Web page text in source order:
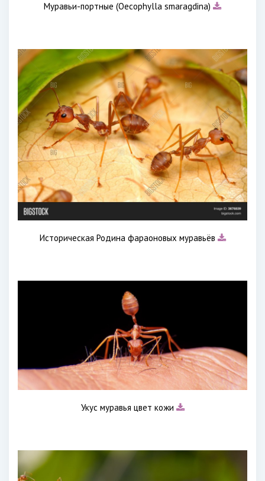
Муравьи-портные (Oecophylla smaragdina)
Историческая Родина фараоновых муравьёв
Укус муравья цвет кожи